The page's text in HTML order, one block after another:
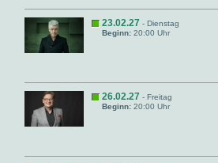
23.02.27 - Dienstag
Beginn: 20:00 Uhr
26.02.27 - Freitag
Beginn: 20:00 Uhr